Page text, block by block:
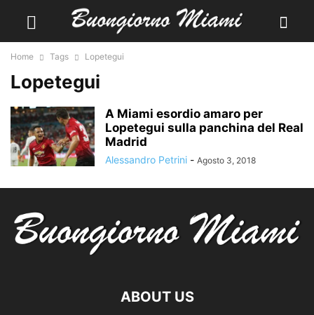
Home Tags Lopetegui
Lopetegui
A Miami esordio amaro per
Lopetegui sulla panchina del Real
Madrid
Alessandro Petrini - Agosto 3, 2018
ABOUT US